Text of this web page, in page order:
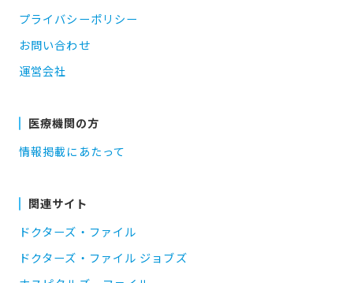
プライバシーポリシー
お問い合わせ
運営会社
医療機関の方
情報掲載にあたって
関連サイト
ドクターズ・ファイル
ドクターズ・ファイル ジョブズ